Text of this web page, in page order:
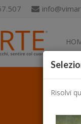
Risolvi